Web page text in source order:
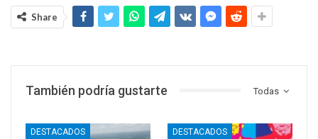
Share
Todas
También podría gustarte
DESTACADOS DESTACADOS